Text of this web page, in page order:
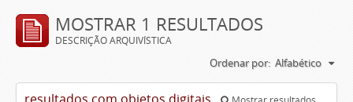
MOSTRAR 1 RESULTADOS
DESCRIÇÃO ARQUIVÍSTICA
Ordenar por: Alfabético